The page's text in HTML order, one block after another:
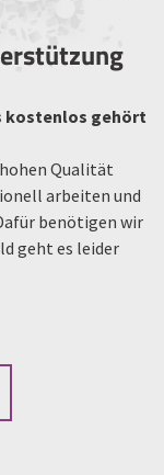
kostenlos gehört
Qualität
arbeiten und
benötigen wir
geht es leider